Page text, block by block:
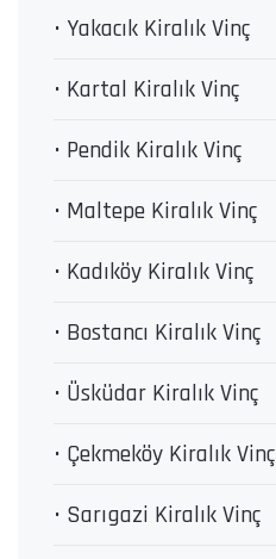
• Yakacık Kiralık Vinç
• Kartal Kiralık Vinç
• Pendik Kiralık Vinç
• Maltepe Kiralık Vinç
• Kadıköy Kiralık Vinç
• Bostancı Kiralık Vinç
• Üsküdar Kiralık Vinç
• Çekmeköy Kiralık Vinç
• Sarıgazi Kiralık Vinç